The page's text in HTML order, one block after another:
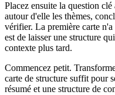
Placez ensuite la question
autour d'elle les thèmes,
vérifier. La première carte
est de laisser une structure
contexte plus tard.
Commencez petit.
carte de structure suffit pour
résumé et une structure de